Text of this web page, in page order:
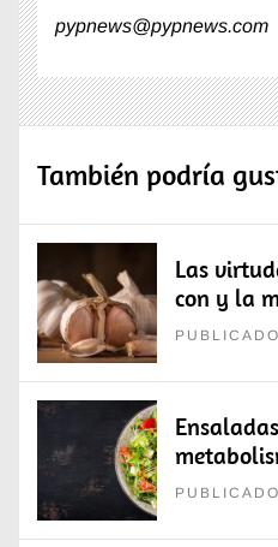
pypnews@pypnews.com
También podría
Las
con y la